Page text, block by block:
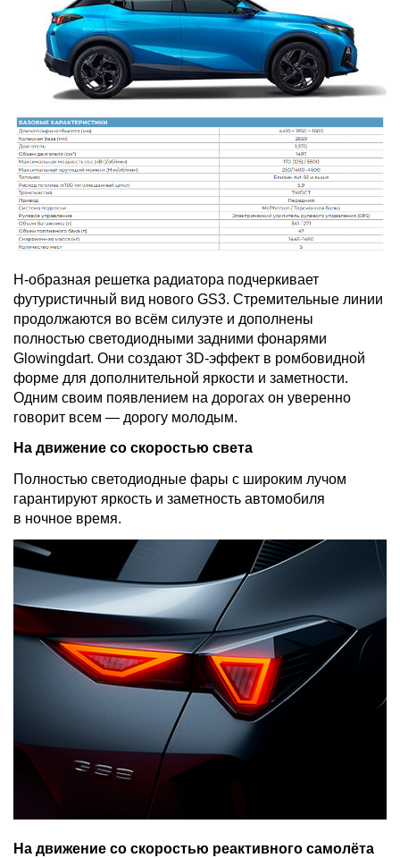
H-образная решетка радиатора подчеркивает
футуристичный вид нового GS3. Стремительные линии
продолжаются во всём силуэте и дополнены
полностью светодиодными задними фонарями
Glowingdart. Они создают 3D-эффект в ромбовидной
форме для дополнительной яркости и заметности.
Одним своим появлением на дорогах он уверенно
говорит всем — дорогу молодым.
На движение со скоростью света
Полностью светодиодные фары с широким лучом
гарантируют яркость и заметность автомобиля
в ночное время.
На движение со скоростью реактивного самолёта